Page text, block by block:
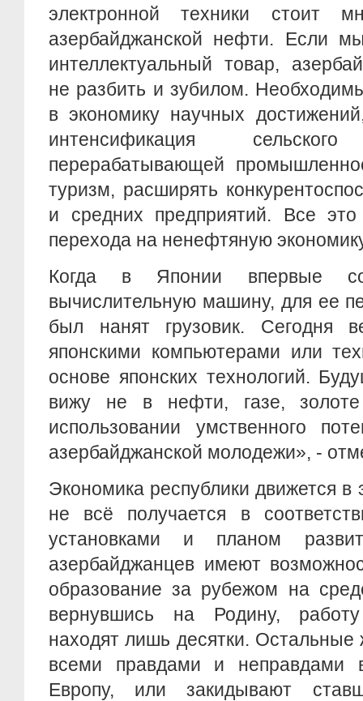
электронной техники стоит
азербайджанской нефти. Если
интеллектуальный товар,
не разбить и зубилом.
в экономику научных
интенсификация
перерабатывающей
туризм, расширять
и средних предприятий. Все это
перехода на ненефтяную
Когда в Японии впервые
вычислительную машину, для ее
был нанят грузовик. Сегодня
японскими компьютерами или
основе японских технологий.
вижу не в нефти, газе,
использовании умственного
азербайджанской молодежи», -
Экономика республики движется в
не всё получается в
установками и планом
азербайджанцев имеют
образование за рубежом на
вернувшись на Родину,
находят лишь десятки.
всеми правдами и неправдами
Европу, или закидывают